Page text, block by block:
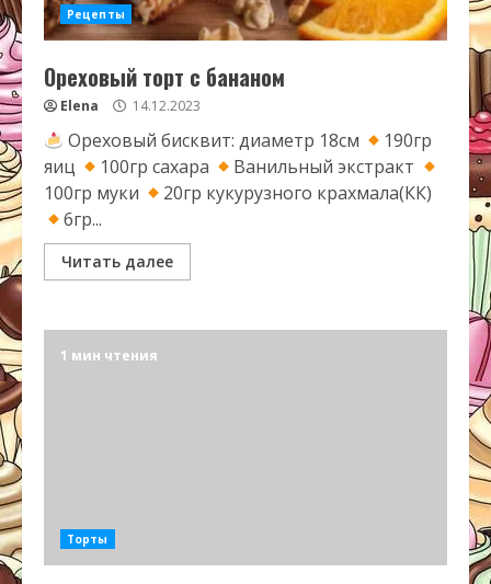
Рецепты
Ореховый торт с бананом
Elena 14.12.2023
Ореховый бисквит: диаметр 18см
190гр
яиц
100гр сахара
Ванильный экстракт
100гр муки
20гр кукурузного крахмала(КК)
6гр...
Читать далее
1 мин чтения
Торты